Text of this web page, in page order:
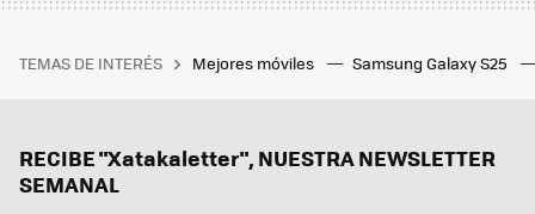
TEMAS DE INTERÉS Mejores móviles Samsung Galaxy S25
RECIBE "Xatakaletter", NUESTRA NEWSLETTER
SEMANAL